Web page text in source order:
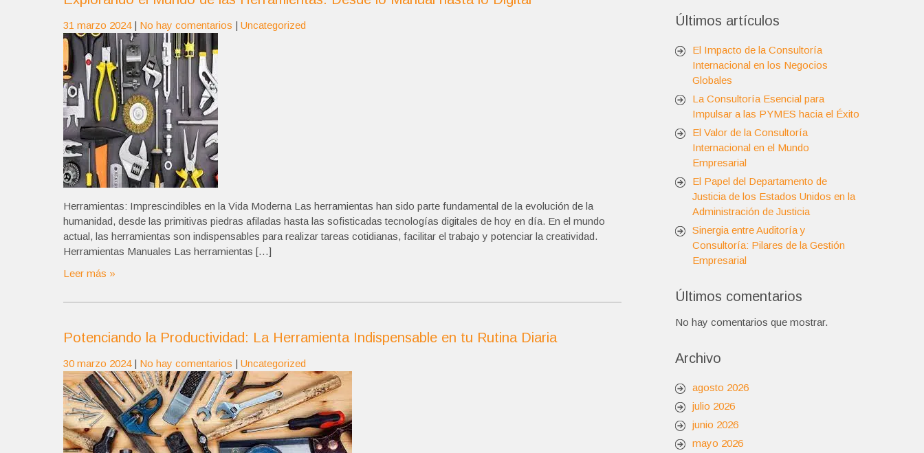
31 marzo 2024 | No hay comentarios | Uncategorized
Herramientas: Imprescindibles en la Vida Moderna Las herramientas han sido parte fundamental de la evolución de la
humanidad, desde las primitivas piedras afiladas hasta las sofisticadas tecnologías digitales de hoy en día. En el mundo
actual, las herramientas son indispensables para realizar tareas cotidianas, facilitar el trabajo y potenciar la creatividad.
Herramientas Manuales Las herramientas […]
Leer más »
Potenciando la Productividad: La Herramienta Indispensable en tu Rutina Diaria
30 marzo 2024 | No hay comentarios | Uncategorized
Últimos artículos
El Impacto de la Consultoría
Internacional en los Negocios
Globales
La Consultoría Esencial para
Impulsar a las PYMES hacia el Éxito
El Valor de la Consultoría
Internacional en el Mundo
Empresarial
El Papel del Departamento de
Justicia de los Estados Unidos en la
Administración de Justicia
Sinergia entre Auditoría y
Consultoría: Pilares de la Gestión
Empresarial
Últimos comentarios
No hay comentarios que mostrar.
Archivo
agosto 2026
julio 2026
junio 2026
mayo 2026